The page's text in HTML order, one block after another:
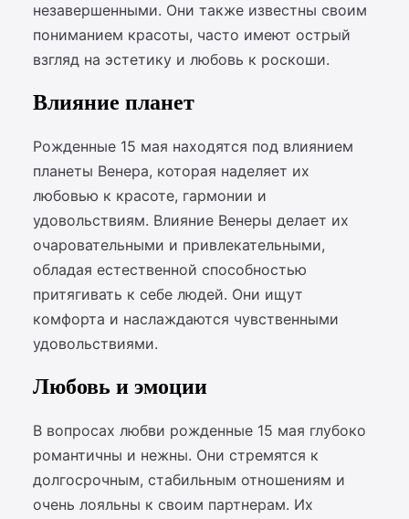
незавершенными. Они также известны своим
пониманием красоты, часто имеют острый
взгляд на эстетику и любовь к роскоши.
Влияние планет
Рожденные 15 мая находятся под влиянием
планеты Венера, которая наделяет их
любовью к красоте, гармонии и
удовольствиям. Влияние Венеры делает их
очаровательными и привлекательными,
обладая естественной способностью
притягивать к себе людей. Они ищут
комфорта и наслаждаются чувственными
удовольствиями.
Любовь и эмоции
В вопросах любви рожденные 15 мая глубоко
романтичны и нежны. Они стремятся к
долгосрочным, стабильным отношениям и
очень лояльны к своим партнерам. Их